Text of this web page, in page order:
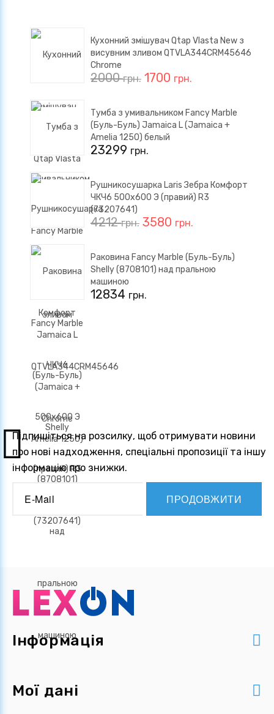
Кухонний змішувач Qtap Vlasta New з
висувним зливом QTVLA344CRM45646
Chrome
2000грн. 1700 грн.
Тумба з умивальником Fancy Marble
(Буль-Буль) Jamaica L (Jamaica +
Amelia 1250) белый
23299 грн.
Рушникосушарка Laris Зебра Комфорт
ЧКЧ6 500x600 Э (правий) R3
(73207641)
4212грн. 3580 грн.
Раковина Fancy Marble (Буль-Буль)
Shelly (8708101) над пральною
машиною
12834 грн.
Підпишіться на розсилку, щоб отримувати новини
про нові надходження, спеціальні пропозиції та іншу
інформацію про знижки.
ПРОДОВЖИТИ
Інформація
Мої дані